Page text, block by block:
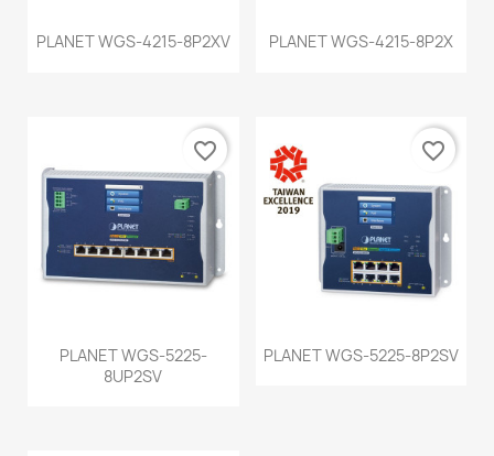
PLANET WGS-4215-8P2XV PLANET WGS-4215-8P2X
PLANET WGS-5225-
8UP2SV
favorite_border
PLANET WGS-5225-8P2SV
favorite_border